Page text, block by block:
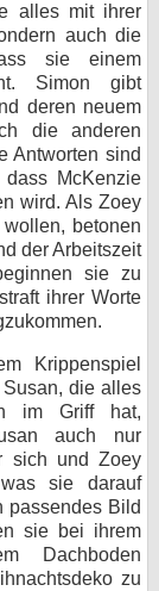
alles mit ihrer
auch die
sie einem
Simon gibt
deren neuem
die anderen
Antworten sind
McKenzie
wird. Als Zoey
betonen
der Arbeitszeit
sie zu
ihrer Worte
Krippenspiel
die alles
im Griff hat,
auch nur
sich und Zoey
sie darauf
passendes Bild
sie bei ihrem
Dachboden
zu